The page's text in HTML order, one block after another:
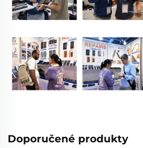
Doporučené produkty